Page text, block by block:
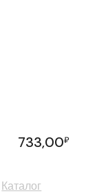
733,00₽
Каталог